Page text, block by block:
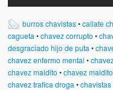
burros chavistas•callate
cagueta •chavez corrupto •
desgraciado hijo de puta •
chavez enfermo mental •
chavez maldito •chavez
chavez trafica droga •